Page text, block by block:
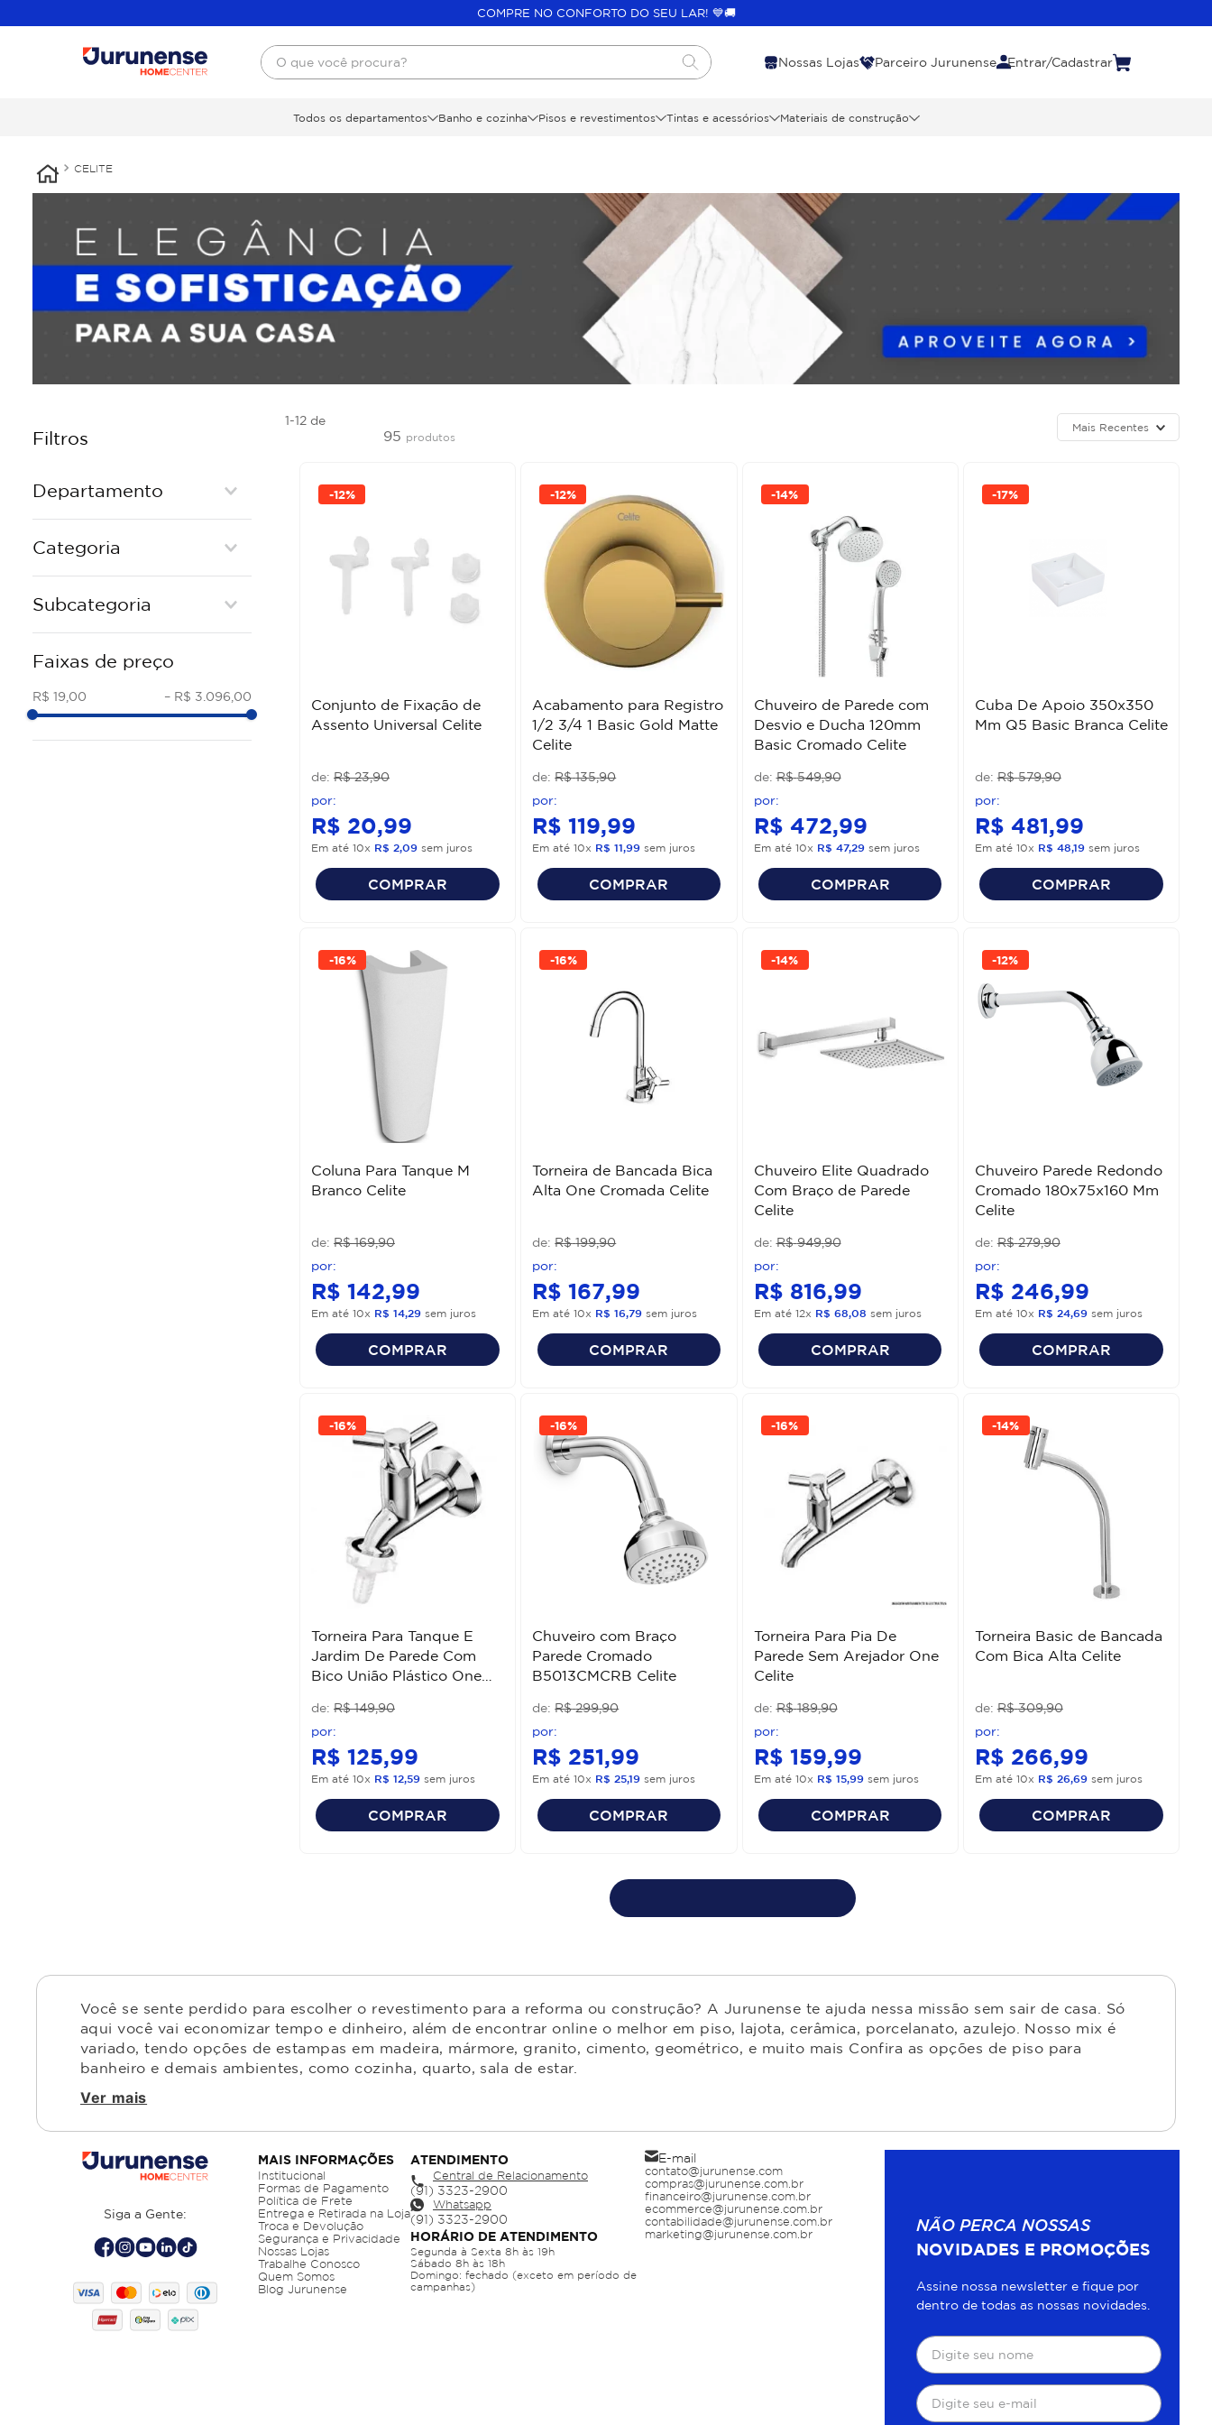
COMPRE NO CONFORTO DO SEU LAR! 💙🚚
O que você procura?
Nossas Lojas Parceiro Jurunense Entrar/Cadastrar
Todos os departamentos Banho e cozinha Pisos e revestimentos Tintas e acessórios Materiais de construção
CELITE
Filtros
Departamento
Categoria
LOUCA
REGISTROS
ASSENTOS SANITÁRIOS
Subcategoria
CHUVEIRO METAL
DUCHA HIGIENICA METAL
CUBAS DE LOUCA
ASSENTOS SANITARIOS
Faixas de preço
R$ 19,00 – R$ 3.096,00
1-12 de
95 produtos
Mais Recentes
-12%
Conjunto de Fixação de
Assento Universal Celite
R$ 23,90
R$ 20,99
Em até 10x R$ 2,09 sem juros
COMPRAR
-12%
Acabamento para Registro
1/2 3/4 1 Basic Gold Matte
Celite
R$ 135,90
R$ 119,99
Em até10x R$ 11,99 sem juros
COMPRAR
-14%
Chuveiro de Parede com
Desvio e Ducha 120mm
Basic Cromado Celite
R$ 549,90
R$ 472,99
Em até 10x R$ 47,29sem juros
COMPRAR
-17%
Cuba De Apoio 350x350
Mm Q5 Basic Branca Celite
R$ 579,90
R$ 481,99
Em até 10x R$ 48,19sem juros
COMPRAR
-16%
Coluna Para Tanque M
Branco Celite
R$ 169,90
R$ 142,99
Em até 10x R$ 14,29 sem juros
COMPRAR
-16%
Torneira de Bancada Bica
Alta One Cromada Celite
R$ 199,90
R$ 167,99
Em até10x R$ 16,79 sem juros
COMPRAR
-14%
Chuveiro Elite Quadrado
Com Braço de Parede
Celite
R$ 949,90
R$ 816,99
Em até 12x R$ 68,08 sem juros
COMPRAR
-12%
Chuveiro Parede Redondo
Cromado 180x75x160 Mm
Celite
R$ 279,90
R$ 246,99
Em até 10x R$ 24,69sem juros
COMPRAR
-16%
Torneira Para Tanque E
Jardim De Parede Com
Bico União Plástico One
R$ 149,90
R$ 125,99
Em até 10x R$ 12,59 sem juros
COMPRAR
-16%
Chuveiro com Braço
Parede Cromado
B5013CMCRB Celite
R$ 299,90
R$ 251,99
Em até10x R$ 25,19 sem juros
COMPRAR
-16%
Torneira Para Pia De
Parede Sem Arejador One
Celite
R$ 189,90
R$ 159,99
Em até 10x R$ 15,99sem juros
COMPRAR
-14%
Torneira Basic de Bancada
Com Bica Alta Celite
R$ 309,90
R$ 266,99
Em até 10x R$ 26,69sem juros
COMPRAR
Você se sente perdido para escolher o revestimento para a reforma ou construção? A Jurunense te ajuda nessa missão sem sair de casa. Só
aqui você vai economizar tempo e dinheiro, além de encontrar online o melhor em piso, lajota, cerâmica, porcelanato, azulejo. Nosso mix é
variado, tendo opções de estampas em madeira, mármore, granito, cimento, geométrico, e muito mais Confira as opções de piso para
banheiro e demais ambientes, como cozinha, quarto, sala de estar.
Ver mais
Siga a Gente:
MAIS INFORMAÇÕES
Institucional
Formas de Pagamento
Política de Frete
Entrega e Retirada na Loja
Troca e Devolução
Segurança e Privacidade
Nossas Lojas
Trabalhe Conosco
Quem Somos
Blog Jurunense
ATENDIMENTO
Central de Relacionamento
Whatsapp
HORÁRIO DE ATENDIMENTO
Segunda à Sexta 8h às 19h
Sábado 8h às 18h
Domingo: fechado (exceto em período de
campanhas)
E-mail
contato@jurunense.com
compras@jurunense.com.br
financeiro@jurunense.com.br
ecommerce@jurunense.com.br
contabilidade@jurunense.com.br
marketing@jurunense.com.br
NÃO PERCA NOSSAS
NOVIDADES E PROMOÇÕES
Assine nossa newsletter e fique por
dentro de todas as nossas novidades.